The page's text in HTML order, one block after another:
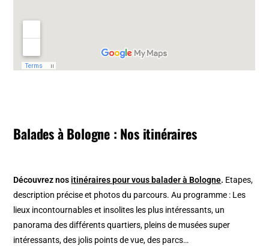
Balades à Bologne : Nos itinéraires
Découvrez nos itinéraires pour vous balader à Bologne. Etapes,
description précise et photos du parcours. Au programme : Les
lieux incontournables et insolites les plus intéressants, un
panorama des différents quartiers, pleins de musées super
intéressants, des jolis points de vue, des parcs…